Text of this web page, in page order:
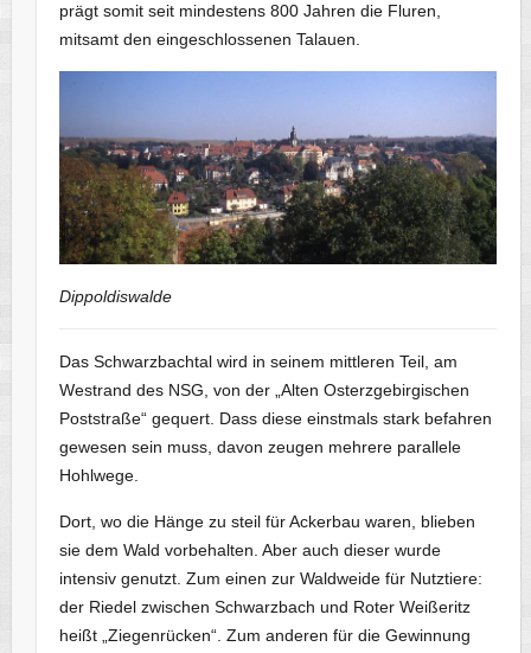
prägt somit seit mindestens 800 Jahren die Fluren,
mitsamt den eingeschlossenen Talauen.
Dippoldiswalde
Das Schwarzbachtal wird in seinem mittleren Teil, am
Westrand des NSG, von der „Alten Osterzgebirgischen
Poststraße“ gequert. Dass diese einstmals stark befahren
gewesen sein muss, davon zeugen mehrere parallele
Hohlwege.
Dort, wo die Hänge zu steil für Ackerbau waren, blieben
sie dem Wald vorbehalten. Aber auch dieser wurde
intensiv genutzt. Zum einen zur Waldweide für Nutztiere:
der Riedel zwischen Schwarzbach und Roter Weißeritz
heißt „Ziegenrücken“. Zum anderen für die Gewinnung